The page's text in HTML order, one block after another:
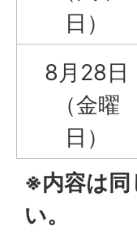
日）
8月28日
（金曜
日）
※内容は同
い。